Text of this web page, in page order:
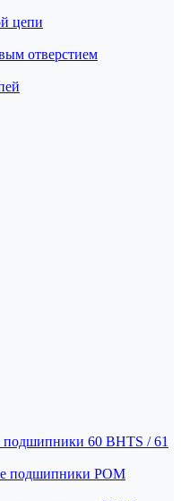
цепи
отверстием
60 BHTS / 61
подшипники POM